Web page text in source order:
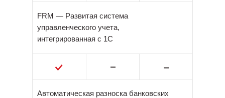
Автоматическая разноска банковских
FRM — Развитая система
управленческого учета,
интегрированная с 1С